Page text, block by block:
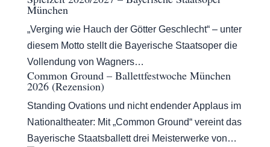
München
„Verging wie Hauch der Götter Geschlecht“ – unter
diesem Motto stellt die Bayerische Staatsoper die
Vollendung von Wagners…
Common Ground – Ballettfestwoche München
2026 (Rezension)
Standing Ovations und nicht endender Applaus im
Nationaltheater: Mit „Common Ground“ vereint das
Bayerische Staatsballett drei Meisterwerke von…